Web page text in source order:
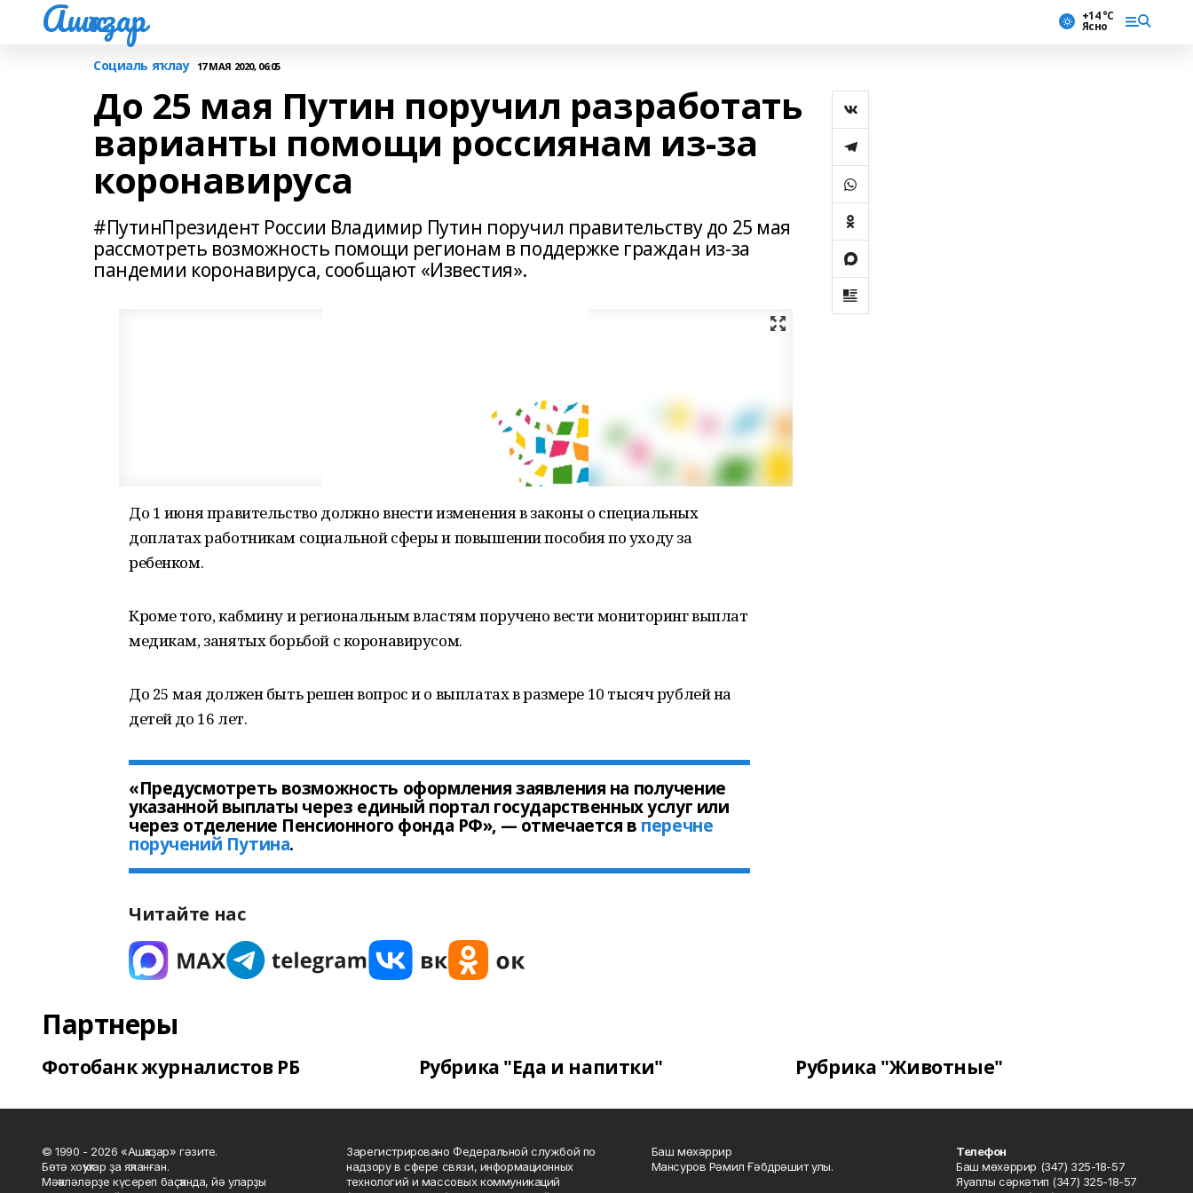
Ашҡаҙар +14 °С
Ясно
Социаль яҡлау 17 МАЯ 2020, 06:05
До 25 мая Путин поручил разработать
варианты помощи россиянам из-за
коронавируса
#ПутинПрезидент России Владимир Путин поручил правительству до 25 мая
рассмотреть возможность помощи регионам в поддержке граждан из-за
пандемии коронавируса, сообщают «Известия».
До 1 июня правительство должно внести изменения в законы о специальных
доплатах работникам социальной сферы и повышении пособия по уходу за
ребенком.
Кроме того, кабмину и региональным властям поручено вести мониторинг выплат
медикам, занятых борьбой с коронавирусом.
До 25 мая должен быть решен вопрос и о выплатах в размере 10 тысяч рублей на
детей до 16 лет.
«Предусмотреть возможность оформления заявления на получение
указанной выплаты через единый портал государственных услуг или
через отделение Пенсионного фонда РФ», — отмечается в перечне
поручений Путина.
Читайте нас
Партнеры
Фотобанк журналистов РБ Рубрика "Еда и напитки" Рубрика "Животные"
© 1990 - 2026 «Ашҡаҙар» гәзите.
Бөтә хоҡуҡтар ҙа яҡланған.
Мәҡәләләрҙе күсереп баҫҡанда, йә уларҙы
Зарегистрировано Федеральной службой по
надзору в сфере связи, информационных
технологий и массовых коммуникаций
Баш мөхәррир
Мансуров Рәмил Ғәбдрәшит улы.
Телефон
Баш мөхәррир (347) 325-18-57
Яуаплы сәркәтип (347) 325-18-57